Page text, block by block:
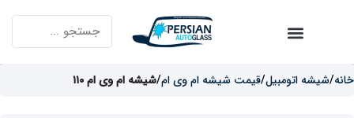
خانه شیشه اتومبیل قیمت شیشه ام وی ام شیشه ام وی ام ۱۱۰